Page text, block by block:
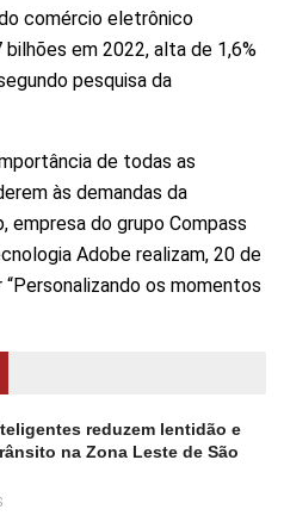
comércio eletrônico
em 2022, alta de 1,6%
pesquisa da
de todas as
às demandas da
empresa do grupo Compass
Adobe realizam, 20 de
“Personalizando os momentos
reduzem lentidão e
na Zona Leste de São